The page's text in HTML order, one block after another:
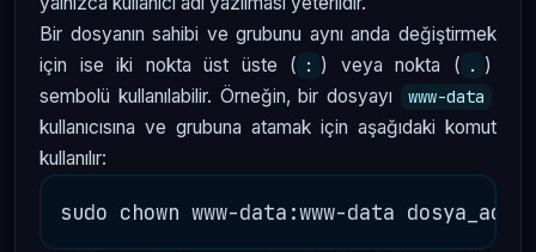
Bir dosyanın sahibi ve grubunu aynı anda değiştirmek
için ise iki nokta üst üste ( : ) veya nokta ( . )
sembolü kullanılabilir. Örneğin, bir dosyayı
www-data
kullanıcısına ve grubuna atamak için aşağıdaki komut
kullanılır: